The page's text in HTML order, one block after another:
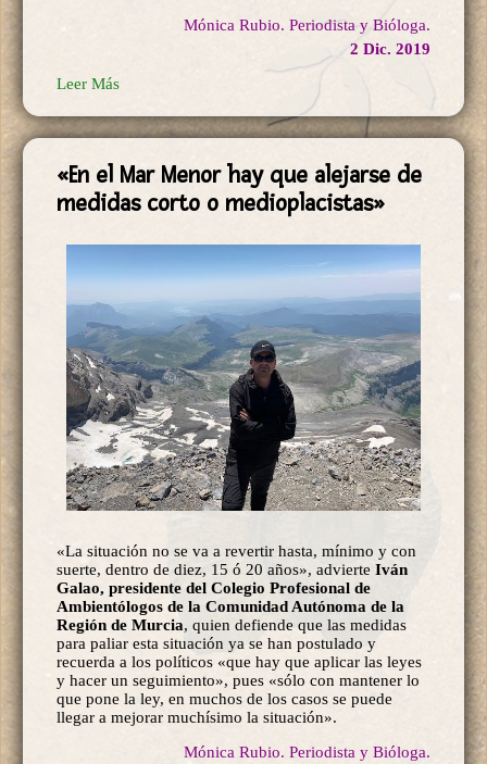
Mónica Rubio. Periodista y Bióloga.
2 Dic. 2019
Leer Más
«En el Mar Menor hay que alejarse de
medidas corto o medioplacistas»
«La situación no se va a revertir hasta, mínimo y con
suerte, dentro de diez, 15 ó 20 años», advierte Iván
Galao, presidente del Colegio Profesional de
Ambientólogos de la Comunidad Autónoma de la
Región de Murcia, quien defiende que las medidas
para paliar esta situación ya se han postulado y
recuerda a los políticos «que hay que aplicar las leyes
y hacer un seguimiento», pues «sólo con mantener lo
que pone la ley, en muchos de los casos se puede
llegar a mejorar muchísimo la situación».
Mónica Rubio. Periodista y Bióloga.